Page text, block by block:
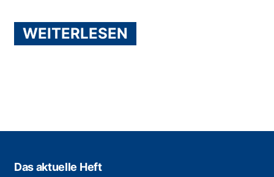
WEITERLESEN
Das aktuelle Heft